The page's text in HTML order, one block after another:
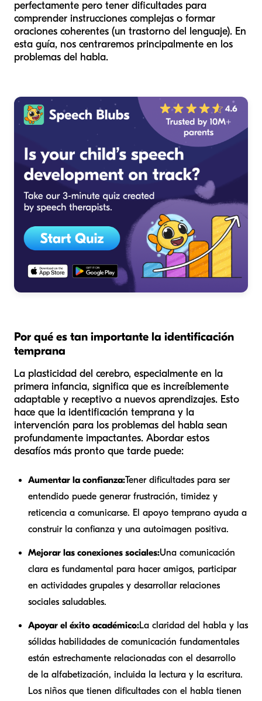
perfectamente pero tener dificultades para
comprender instrucciones complejas o formar
oraciones coherentes (un trastorno del lenguaje). En
esta guía, nos centraremos principalmente en los
problemas del habla.
Por qué es tan importante la identificación
temprana
La plasticidad del cerebro, especialmente en la
primera infancia, significa que es increíblemente
adaptable y receptivo a nuevos aprendizajes. Esto
hace que la identificación temprana y la
intervención para los problemas del habla sean
profundamente impactantes. Abordar estos
desafíos más pronto que tarde puede:
Aumentar la confianza:Tener dificultades para ser
entendido puede generar frustración, timidez y
reticencia a comunicarse. El apoyo temprano ayuda a
construir la confianza y una autoimagen positiva.
Mejorar las conexiones sociales:Una comunicación
clara es fundamental para hacer amigos, participar
en actividades grupales y desarrollar relaciones
sociales saludables.
Apoyar el éxito académico:La claridad del habla y las
sólidas habilidades de comunicación fundamentales
están estrechamente relacionadas con el desarrollo
de la alfabetización, incluida la lectura y la escritura.
Los niños que tienen dificultades con el habla tienen